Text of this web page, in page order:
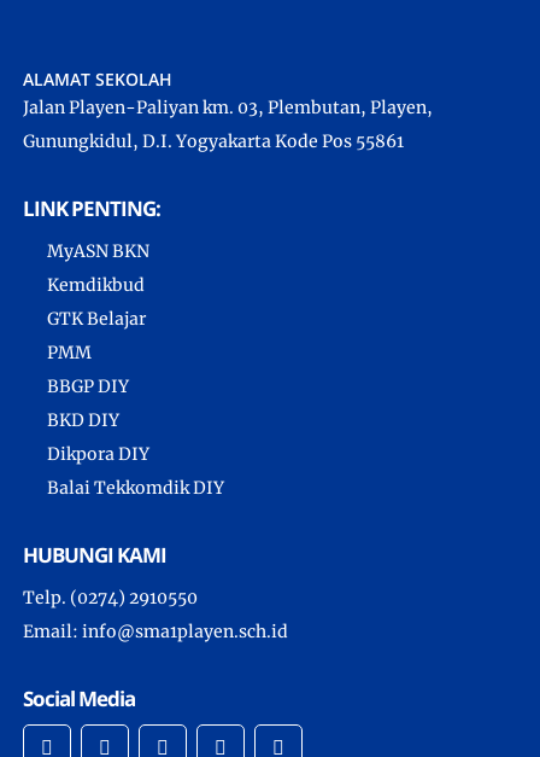
ALAMAT SEKOLAH
Jalan Playen-Paliyan km. 03, Plembutan, Playen,
Gunungkidul, D.I. Yogyakarta Kode Pos 55861
LINK PENTING:
MyASN BKN
Kemdikbud
GTK Belajar
PMM
BBGP DIY
BKD DIY
Dikpora DIY
Balai Tekkomdik DIY
HUBUNGI KAMI
Telp. (0274) 2910550
Email: info@sma1playen.sch.id
Social Media